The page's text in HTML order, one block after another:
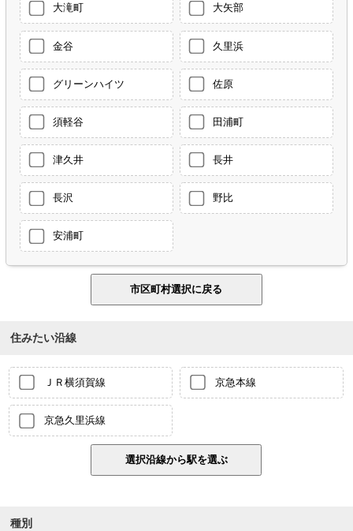
大滝町 大矢部
金谷 久里浜
グリーンハイツ 佐原
須軽谷 田浦町
津久井 長井
長沢 野比
安浦町
住みたい沿線
ＪＲ横須賀線 京急本線
京急久里浜線
種別